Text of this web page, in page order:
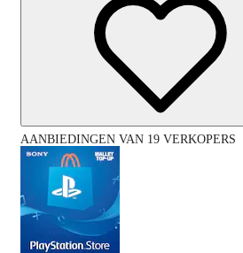
AANBIEDINGEN VAN 19 VERKOPERS